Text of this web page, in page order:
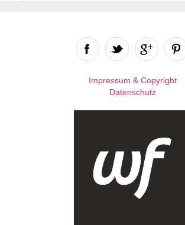
Impressum & Copyright
Datenschutz